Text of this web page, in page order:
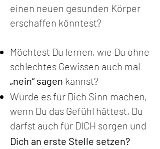
einen neuen gesunden Körper
erschaffen könntest?
Möchtest Du lernen, wie Du ohne
schlechtes Gewissen auch mal
„nein“ sagen kannst?
Würde es für Dich Sinn machen,
wenn Du das Gefühl hättest, Du
darfst auch für DICH sorgen und
Dich an erste Stelle setzen?